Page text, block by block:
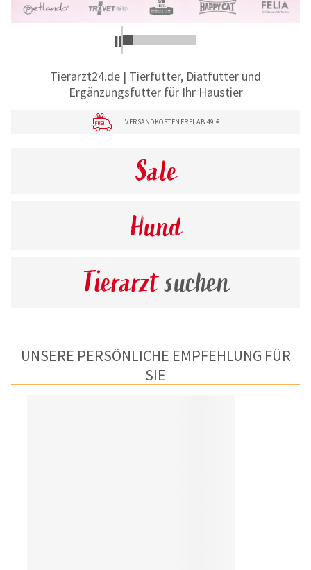
Tierarzt24.de | Tierfutter, Diätfutter und
Ergänzungsfutter für Ihr Haustier
VERSANDKOSTENFREI AB 49 €
Sale
Hund
Tierarztsuchen
UNSERE PERSÖNLICHE EMPFEHLUNG FÜR
SIE